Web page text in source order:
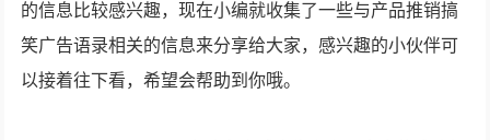
的信息比较感兴趣，现在小编就收集了一些与产品推销搞
笑广告语录相关的信息来分享给大家，感兴趣的小伙伴可
以接着往下看，希望会帮助到你哦。